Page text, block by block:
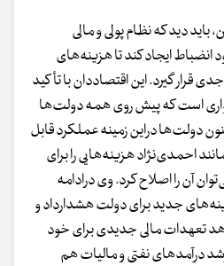
دید که نظام پولی و مالی
انضباط ایجاد کند تا هزینه‌های
گیرد. این اقتصاددان با تأکید
است که پیش روی همه دولت‌ها
دولت‌ها دراین زمینه عملکرد قابل
احمدی‌نژاد هزینه‌هایی را برای
آن را اصلاح کرد. وی درادامه
جدید برای دولت هشدارداد و
تعهدات مالی جدیدی برای خود
درآمدهای نفتی و مالیات هم